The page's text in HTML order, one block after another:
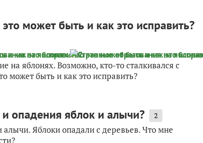
может быть и как это исправить?
на яблонях. Возможно, кто-то сталкивался с
может быть и как это исправить?
опадения яблок и алычи? 2
Яблоки опадали с деревьев. Что мне